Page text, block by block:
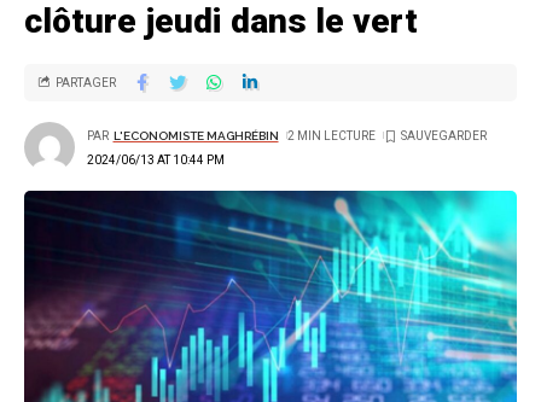
clôture jeudi dans le vert
2024/06/13 AT 10:44 PM
PAR L'ECONOMISTE MAGHRÉBIN 2 MIN LECTURE
PARTAGER